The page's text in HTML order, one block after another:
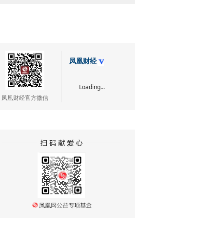
凤凰财经官方微信
凤凰财经
Loading...